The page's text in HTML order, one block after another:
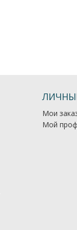
Мои
Мой